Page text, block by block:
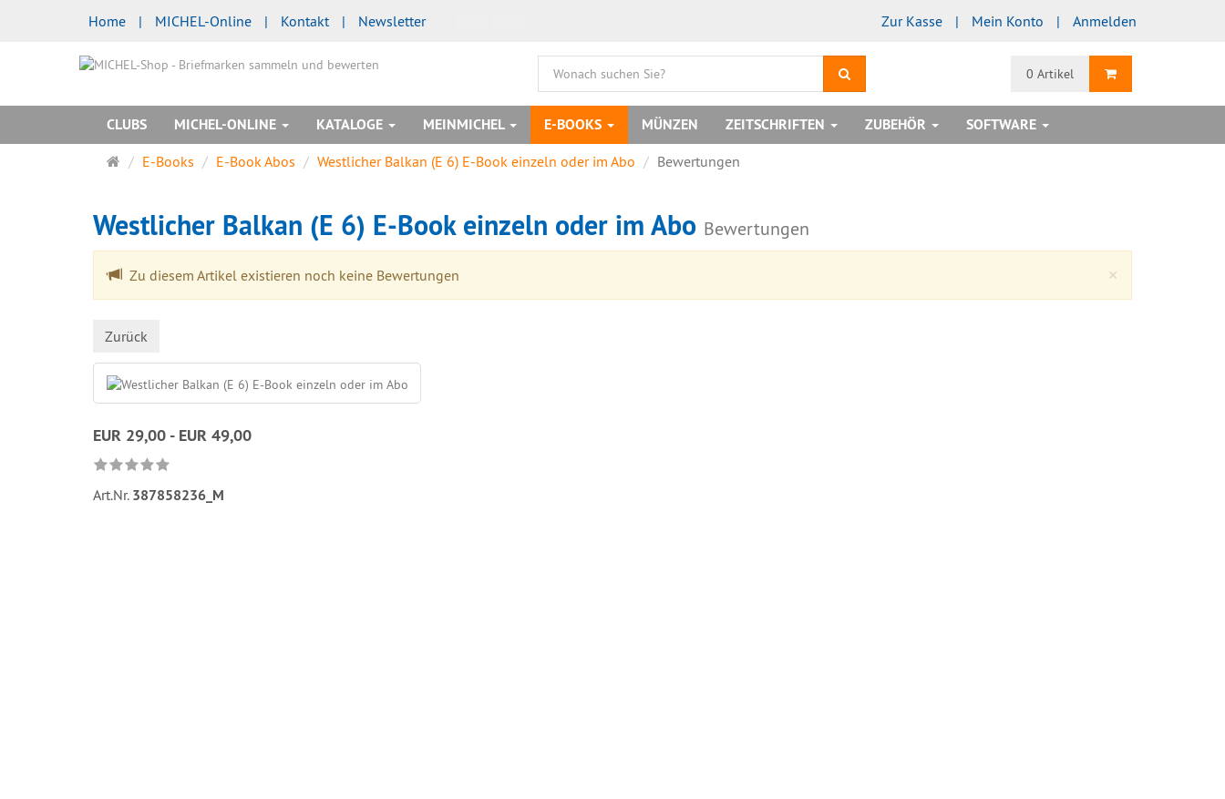
Home | MICHEL-Online | Kontakt | Newsletter Zur Kasse Mein Konto Anmelden
0 Artikel Warenkorb
CLUBS MICHEL-ONLINE KATALOGE MEINMICHEL E-BOOKS MÜNZEN ZEITSCHRIFTEN ZUBEHÖR SOFTWARE
Startseite
E-Books E-Book Abos Westlicher Balkan (E 6) E-Book einzeln oder im Abo Bewertungen
Westlicher Balkan (E 6) E-Book einzeln oder im Abo Bewertungen
×
Zu diesem Artikel existieren noch keine Bewertungen
Zurück
EUR 29,00 - EUR 49,00
Art.Nr. 387858236_M